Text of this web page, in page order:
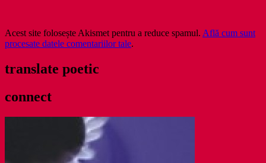
Acest site folosește Akismet pentru a reduce spamul. Află cum sunt
procesate datele comentariilor tale.
translate poetic
connect